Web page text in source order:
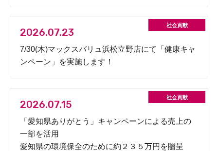
2026.07.23
7/30(木)マックスバリュ浜松立野店にて「健康キャ
ンペーン」を実施します！
2026.07.15
「愛知県ありがとう」キャンペーンによる売上の
一部を活用
愛知県の環境保全のために約２３５万円を贈呈